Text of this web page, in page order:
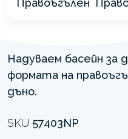
Надуваем басейн за
формата на
дъно.
SKU 57403NP